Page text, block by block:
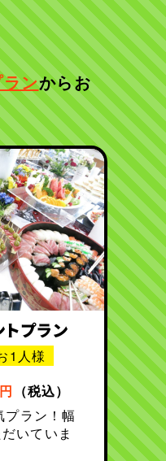
ンからお
プラン
1人様
円 （税込）
ラン！幅
いていま